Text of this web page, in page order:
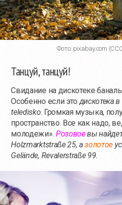
Фото: pixabay.com
Танцуй, танцуй!
Свидание на дискотеке
Особенно если этодискотека
teledisko. Громкая музыка,
пространство. Все как надо,
молодежи». Розовоевы
Holzmarktstraße 25, азолотое
Gelände, Revalerstraße 99.